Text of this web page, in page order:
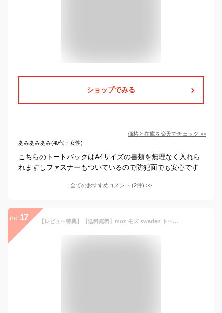
ショップでみる
価格と在庫を楽天でチェック >>
あみあみあみ(40代・女性)
こちらのトートバックはA4サイズの書類を無理なく入れら
れますしファスナーもついているので防犯面でも安心です
全てのおすすめコメント (2件) >
no. 17 【レビュー特典】【送料無料】moz モズ sweden トートバッグ レディース マザーズバッグ 大きめ A4 縦 軽量 軽い 撥水 はっ水 大容量 Lサイズ 肩掛け ママバッグ トート バッグ 通勤 保育園 通学 かわいい おしゃれ 無地 メンズ 北欧 新生活